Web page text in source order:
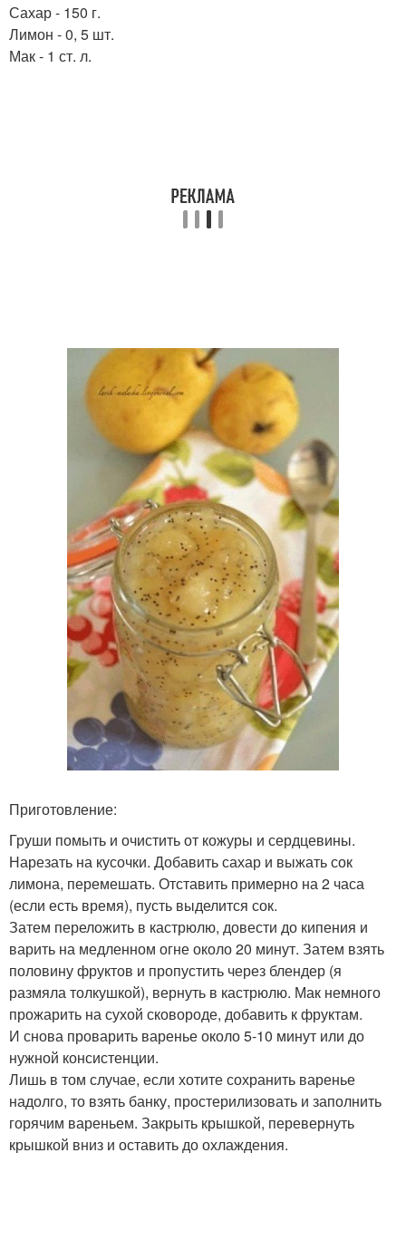
Сахар - 150 г.
Лимон - 0, 5 шт.
Мак - 1 ст. л.
Приготовление:
Груши помыть и очистить от кожуры и сердцевины.
Нарезать на кусочки. Добавить сахар и выжать сок
лимона, перемешать. Отставить примерно на 2 часа
(если есть время), пусть выделится сок.
Затем переложить в кастрюлю, довести до кипения и
варить на медленном огне около 20 минут. Затем взять
половину фруктов и пропустить через блендер (я
размяла толкушкой), вернуть в кастрюлю. Мак немного
прожарить на сухой сковороде, добавить к фруктам.
И снова проварить варенье около 5-10 минут или до
нужной консистенции.
Лишь в том случае, если хотите сохранить варенье
надолго, то взять банку, простерилизовать и заполнить
горячим вареньем. Закрыть крышкой, перевернуть
крышкой вниз и оставить до охлаждения.